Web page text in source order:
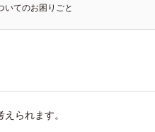
いてのお困りごと
られます。